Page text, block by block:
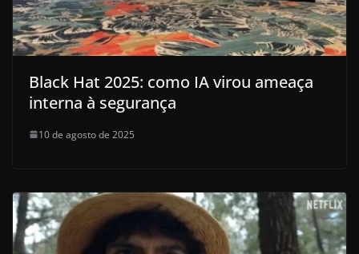
Black Hat 2025: como IA virou ameaça
interna à segurança
10 de agosto de 2025